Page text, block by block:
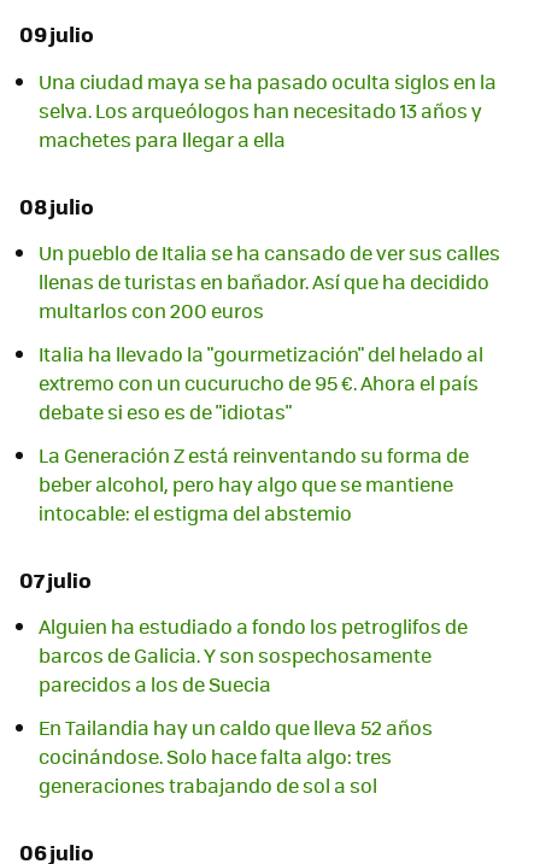
09 julio
Una ciudad maya se ha pasado oculta siglos en la
selva. Los arqueólogos han necesitado 13 años y
machetes para llegar a ella
08 julio
Un pueblo de Italia se ha cansado de ver sus calles
llenas de turistas en bañador. Así que ha decidido
multarlos con 200 euros
Italia ha llevado la "gourmetización" del helado al
extremo con un cucurucho de 95 €. Ahora el país
debate si eso es de "idiotas"
La Generación Z está reinventando su forma de
beber alcohol, pero hay algo que se mantiene
intocable: el estigma del abstemio
07 julio
Alguien ha estudiado a fondo los petroglifos de
barcos de Galicia. Y son sospechosamente
parecidos a los de Suecia
En Tailandia hay un caldo que lleva 52 años
cocinándose. Solo hace falta algo: tres
generaciones trabajando de sol a sol
06 julio